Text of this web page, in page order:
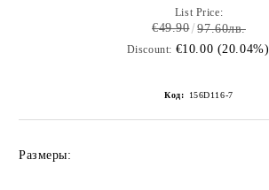
List Price:
€49.90 97.60лв.
Discount: €10.00 (20.04%)
Код: 156D116-7
Размеры: